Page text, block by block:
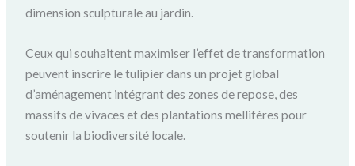
dimension sculpturale au jardin.
Ceux qui souhaitent maximiser l’effet de transformation
peuvent inscrire le tulipier dans un projet global
d’aménagement intégrant des zones de repose, des
massifs de vivaces et des plantations mellifères pour
soutenir la biodiversité locale.